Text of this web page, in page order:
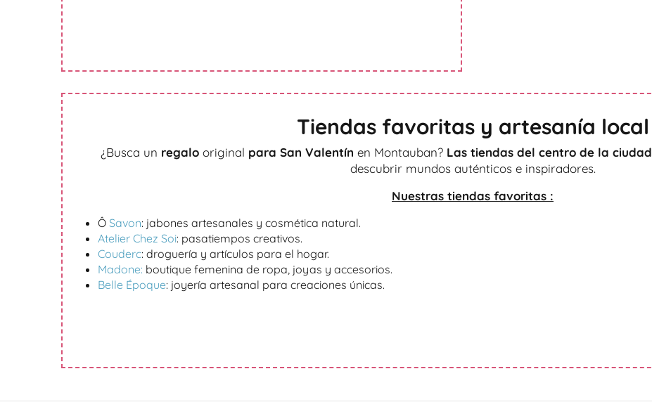
Tiendas favoritas y artesanía local
¿Busca un regalo original para San Valentín en Montauban? Las tiendas del centro de la ciudad
descubrir mundos auténticos e inspiradores.
Nuestras tiendas favoritas :
Ô Savon: jabones artesanales y cosmética natural.
Atelier Chez Soi: pasatiempos creativos.
Couderc: droguería y artículos para el hogar.
Madone: boutique femenina de ropa, joyas y accesorios.
Belle Époque: joyería artesanal para creaciones únicas.